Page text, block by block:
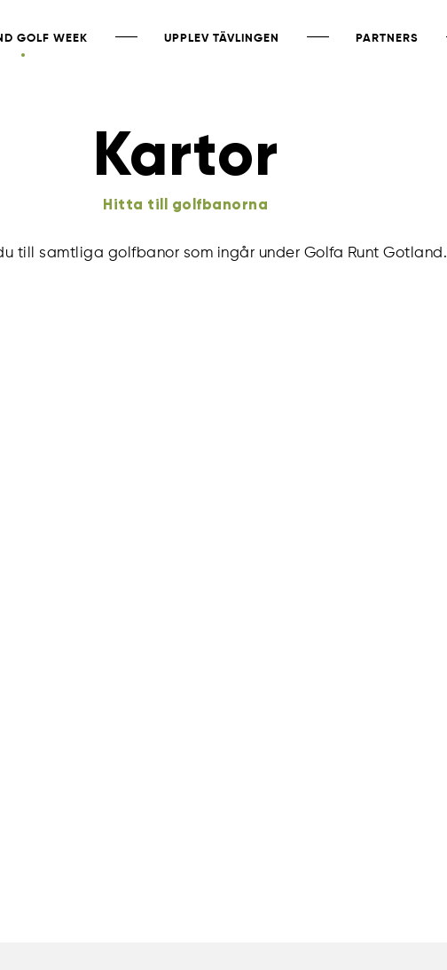
GOLF WEEK UPPLEV TÄVLINGEN PARTNERS
Kartor
Hitta till golfbanorna
till samtliga golfbanor som ingår under Golfa Runt Gotland.